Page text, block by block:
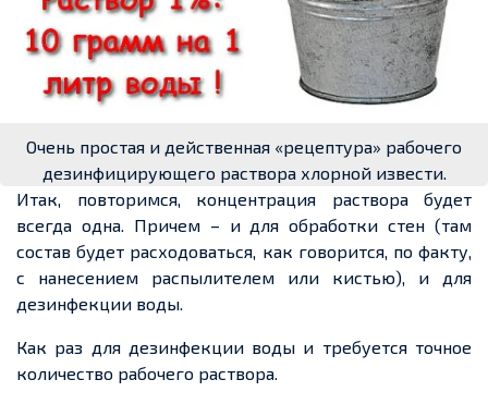
Очень простая и действенная «рецептура» рабочего
дезинфицирующего раствора хлорной извести.
Итак, повторимся, концентрация раствора будет
всегда одна. Причем – и для обработки стен (там
состав будет расходоваться, как говорится, по факту,
с нанесением распылителем или кистью), и для
дезинфекции воды.
Как раз для дезинфекции воды и требуется точное
количество рабочего раствора.